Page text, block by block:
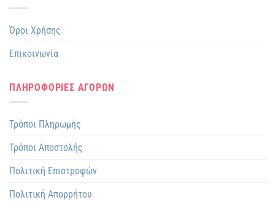
Όροι Χρήσης
Επικοινωνία
ΠΛΗΡΟΦΟΡΙΕΣ ΑΓΟΡΩΝ
Τρόποι Πληρωμής
Τρόποι Αποστολής
Πολιτική Επιστροφών
Πολιτική Απορρήτου